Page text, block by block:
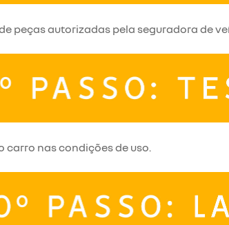
peças autorizadas pela seguradora de
carro nas condições de uso.